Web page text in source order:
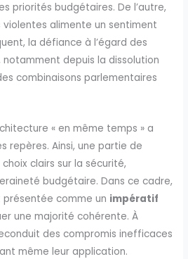
priorités budgétaires. De l’autre,
alimente un sentiment
la défiance à l’égard des
depuis la dissolution
combinaisons parlementaires
« en même temps » a
repères. Ainsi, une partie de
clairs sur la sécurité,
budgétaire. Dans ce cadre,
présentée comme un impératif
une majorité cohérente. À
des compromis inefficaces
même leur application.